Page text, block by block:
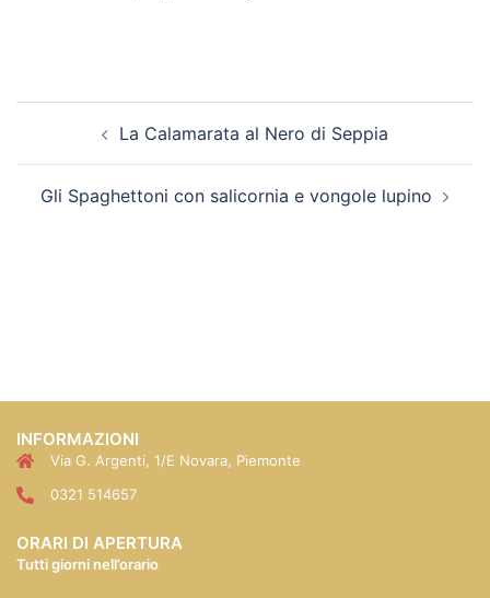
La Calamarata al Nero di Seppia
Gli Spaghettoni con salicornia e vongole lupino
INFORMAZIONI
Via G. Argenti, 1/E Novara, Piemonte
0321 514657
ORARI DI APERTURA
Tutti giorni nell’orario